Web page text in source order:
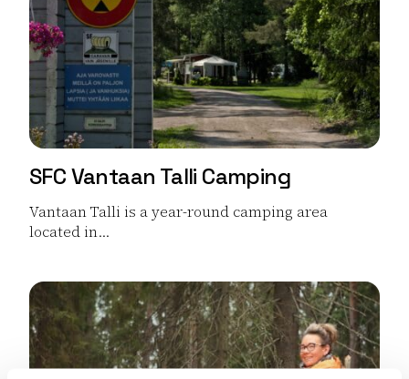
SFC Vantaan Talli Camping
Vantaan Talli is a year-round camping area
located in...